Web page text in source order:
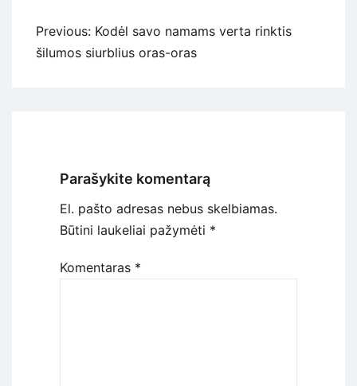
Navigacija
tarp
Previous: Kodėl savo namams verta rinktis
šilumos siurblius oras-oras
Parašykite komentarą
El. pašto adresas nebus skelbiamas.
Būtini laukeliai pažymėti *
Komentaras *